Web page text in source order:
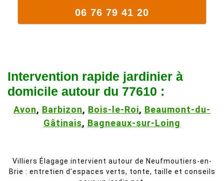
06 76 79 41 20
Intervention rapide jardinier à
domicile autour du 77610 :
Avon, Barbizon, Bois-le-Roi, Beaumont-du-
Gâtinais, Bagneaux-sur-Loing
Villiers Élagage intervient autour de Neufmoutiers-en-
Brie : entretien d’espaces verts, tonte, taille et conseils